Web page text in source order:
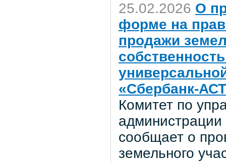
25.02.2026 О
форме на
продажи
«Сбербанк-
Комитет по
администрации
сообщает о
земельного